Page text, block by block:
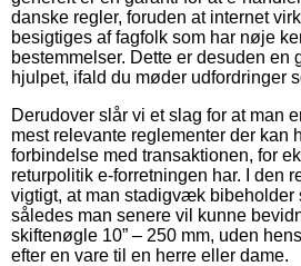
danske regler, foruden at internet
besigtiges af fagfolk som har nøje
bestemmelser. Dette er desuden en
hjulpet, ifald du møder udfordringer
Derudover slår vi et slag for at man
mest relevante reglementer der kan
forbindelse med transaktionen, for
returpolitik e-forretningen har. I den
vigtigt, at man stadigvæk bibeholder
således man senere vil kunne
skiftenøgle 10” – 250 mm, uden
efter en vare til en herre eller dame.